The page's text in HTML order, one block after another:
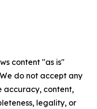
content "as is"
do not accept any
accuracy, content,
legality, or